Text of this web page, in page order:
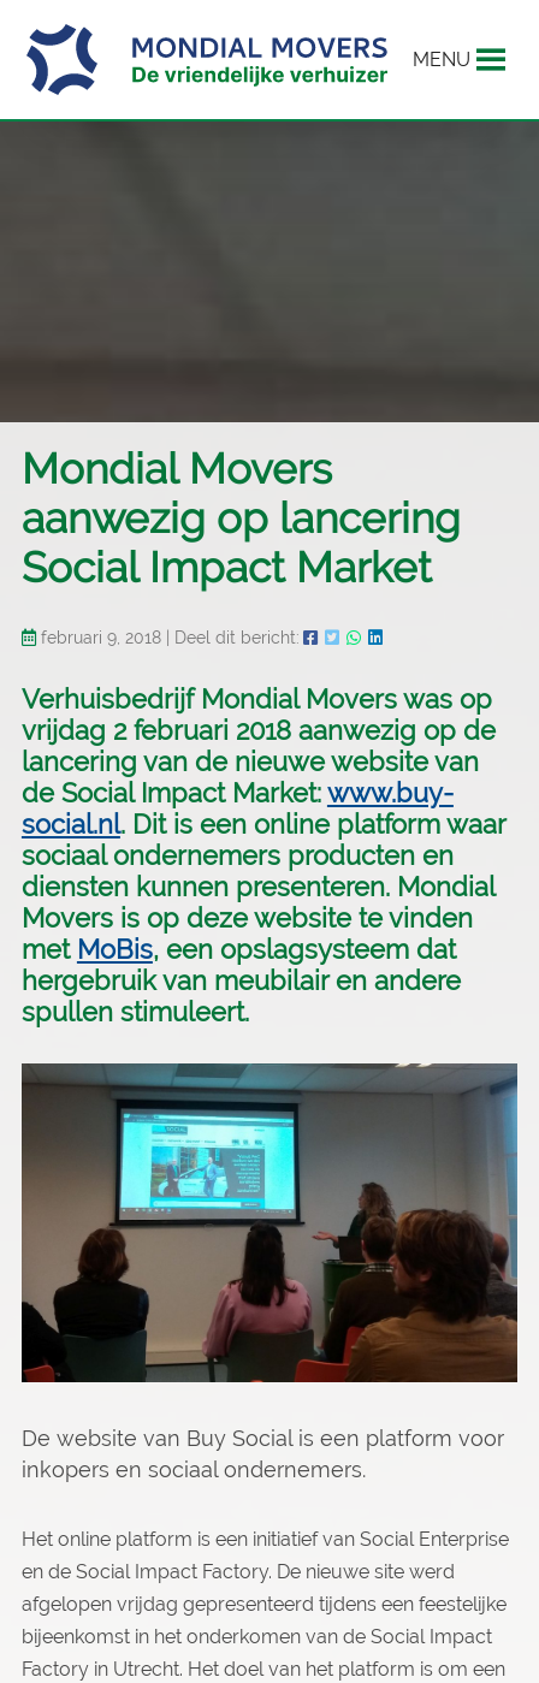
MENU
Mondial Movers
aanwezig op lancering
Social Impact Market
februari 9, 2018 Deel dit bericht:
Verhuisbedrijf Mondial Movers was op
vrijdag 2 februari 2018 aanwezig op de
lancering van de nieuwe website van
de Social Impact Market:www.buy-
social.nl. Dit is een online platform waar
sociaal ondernemers producten en
diensten kunnen presenteren. Mondial
Movers is op deze website te vinden
met MoBis, een opslagsysteem dat
hergebruik van meubilair en andere
spullen stimuleert.
De website van Buy Social is een platform voor
inkopers en sociaal ondernemers.
Het online platform is een initiatief van Social Enterprise
en de Social Impact Factory. De nieuwe site werd
afgelopen vrijdag gepresenteerd tijdens een feestelijke
bijeenkomst in het onderkomen van de Social Impact
Factory in Utrecht. Het doel van het platform is om een